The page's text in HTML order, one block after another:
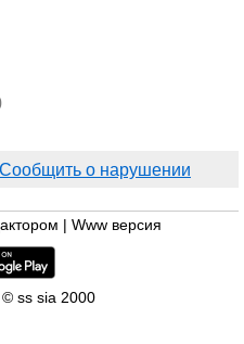
Сообщить о нарушении
Www версия
ss sia 2000